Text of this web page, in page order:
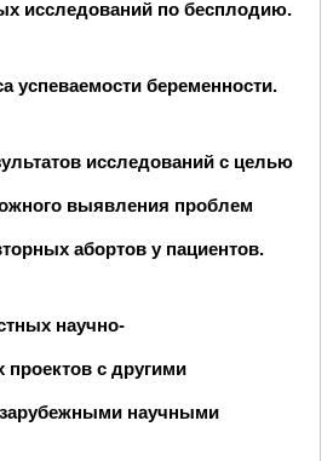
исследований по бесплодию.
успеваемости беременности.
исследований с целью
выявления проблем
абортов у пациентов.
научно-
проектов с другими
научными